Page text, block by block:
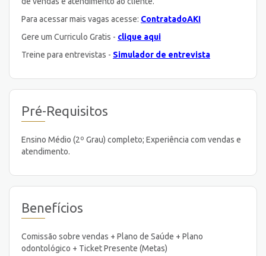
Para acessar mais vagas acesse: ContratadoAKI
Gere um Curriculo Gratis - clique aqui
Treine para entrevistas - Simulador de entrevista
Pré-Requisitos
Ensino Médio (2º Grau) completo; Experiência com vendas e
atendimento.
Benefícios
Comissão sobre vendas + Plano de Saúde + Plano
odontológico + Ticket Presente (Metas)